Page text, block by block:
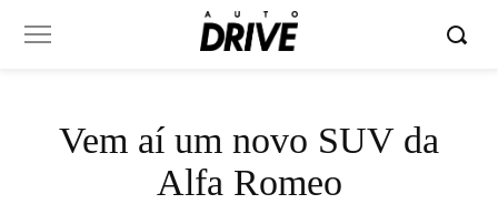
Vem aí um novo SUV da
Alfa Romeo